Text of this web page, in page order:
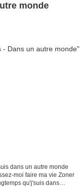
monde
dans un autre monde
moi faire ma vie Zoner
qu'j'suis dans